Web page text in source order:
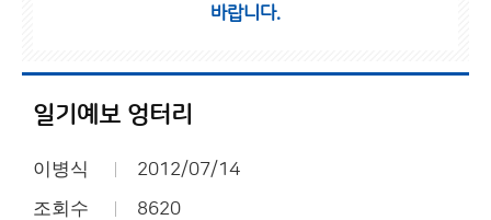
바랍니다.
일기예보 엉터리
이병식 2012/07/14
조회수 8620